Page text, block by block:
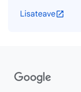
Lisateave